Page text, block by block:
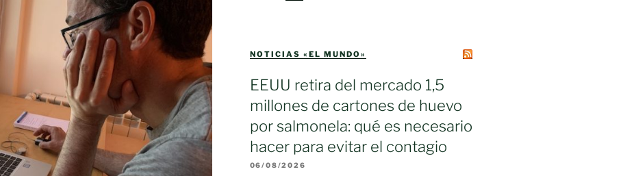
NOTICIAS «EL MUNDO»
EEUU retira del mercado 1,5
millones de cartones de huevo
por salmonela: qué es necesario
hacer para evitar el contagio
06/08/2026